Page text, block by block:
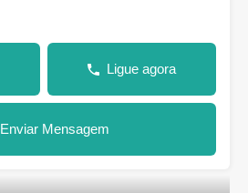
Ligue agora
Enviar Mensagem